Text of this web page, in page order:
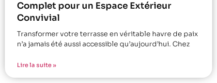
Complet pour un Espace Extérieur
Convivial
Transformer votre terrasse en véritable havre de paix
n’a jamais été aussi accessible qu’aujourd’hui. Chez
Lire la suite »